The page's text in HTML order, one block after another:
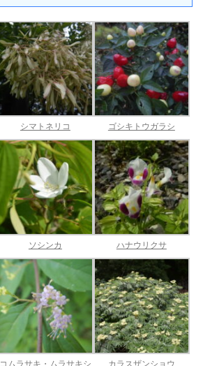
シマトネリコ ゴシキトウガラシ
ソシンカ ハナウリクサ
コムラサキ・ムラサキシ カラスザンショウ